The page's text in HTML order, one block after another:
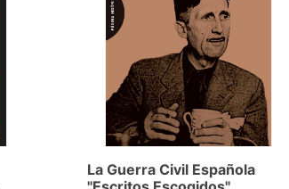
La Guerra Civil Española